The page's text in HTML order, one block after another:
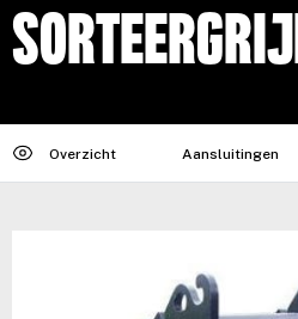
Overzicht Aansluitingen